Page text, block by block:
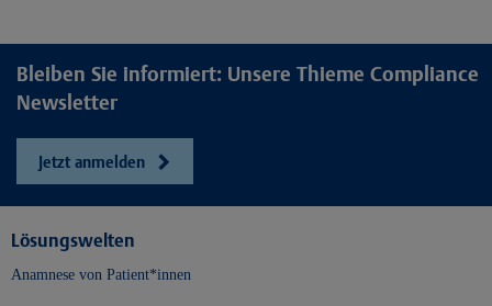
Bleiben Sie informiert: Unsere Thieme Compliance
Newsletter
Jetzt anmelden
Lösungswelten
Anamnese von Patient*innen